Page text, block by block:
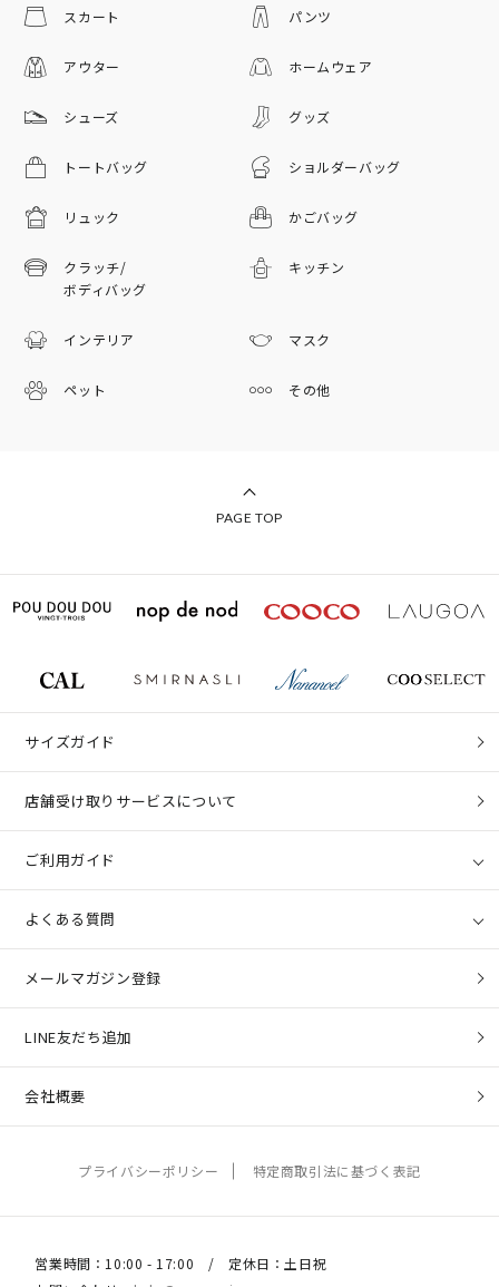
スカート パンツ
アウター ホームウェア
シューズ グッズ
トートバッグ ショルダーバッグ
リュック かごバッグ
クラッチ/
ボディバッグ
キッチン
インテリア マスク
ペット その他
PAGE TOP
サイズガイド
店舗受け取りサービスについて
ご利用ガイド
よくある質問
メールマガジン登録
LINE友だち追加
会社概要
プライバシーポリシー 特定商取引法に基づく表記
営業時間：10:00 - 17:00 / 定休日：土日祝